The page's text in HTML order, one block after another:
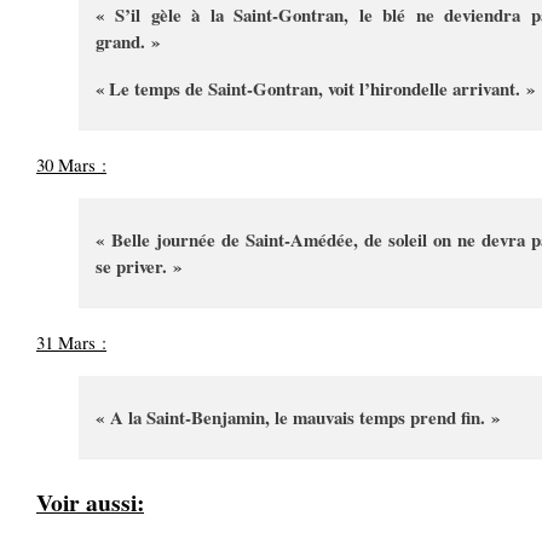
« S’il gèle à la Saint-Gontran, le blé ne deviendra
grand. »
« Le temps de Saint-Gontran, voit l’hirondelle arrivant. »
30 Mars :
« Belle journée de Saint-Amédée, de soleil on ne devra
se priver. »
31 Mars :
« A la Saint-Benjamin, le mauvais temps prend fin. »
Voir aussi: